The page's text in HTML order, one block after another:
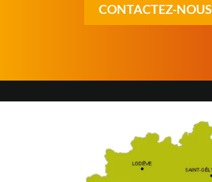
CONTACTEZ-NOUS